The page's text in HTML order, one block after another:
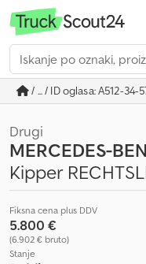
/ ... / ID oglasa: A512-34-
Drugi
MERCEDES-
Kipper
Fiksna cena plus DDV
5.800 €
(6.902 € bruto)
Stanje